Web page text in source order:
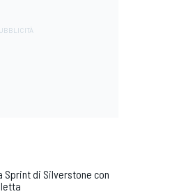
Sprint di Silverstone con